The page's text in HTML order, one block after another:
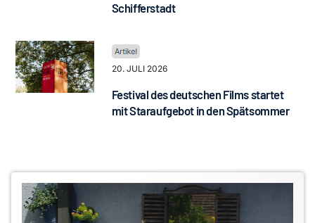
Schifferstadt
20. JULI 2026
Festival des deutschen Films startet
mit Staraufgebot in den Spätsommer